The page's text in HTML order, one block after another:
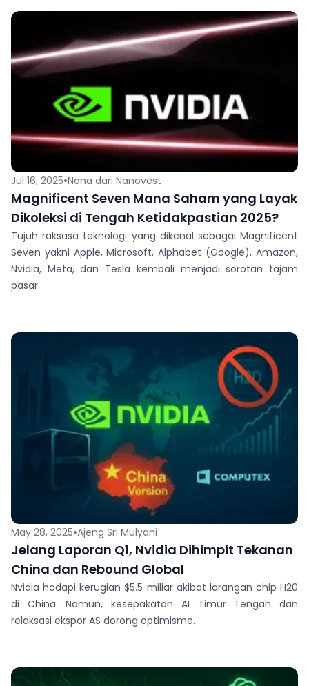
Jul 16, 2025•Nona dari Nanovest
Magnificent Seven Mana Saham yang Layak
Dikoleksi di Tengah Ketidakpastian 2025?
Tujuh raksasa teknologi yang dikenal sebagai Magnificent
Seven yakni Apple, Microsoft, Alphabet (Google), Amazon,
Nvidia, Meta, dan Tesla kembali menjadi sorotan tajam
pasar.
May 28, 2025•Ajeng Sri Mulyani
Jelang Laporan Q1, Nvidia Dihimpit Tekanan
China dan Rebound Global
Nvidia hadapi kerugian $5.5 miliar akibat larangan chip H20
di China. Namun, kesepakatan AI Timur Tengah dan
relaksasi ekspor AS dorong optimisme.